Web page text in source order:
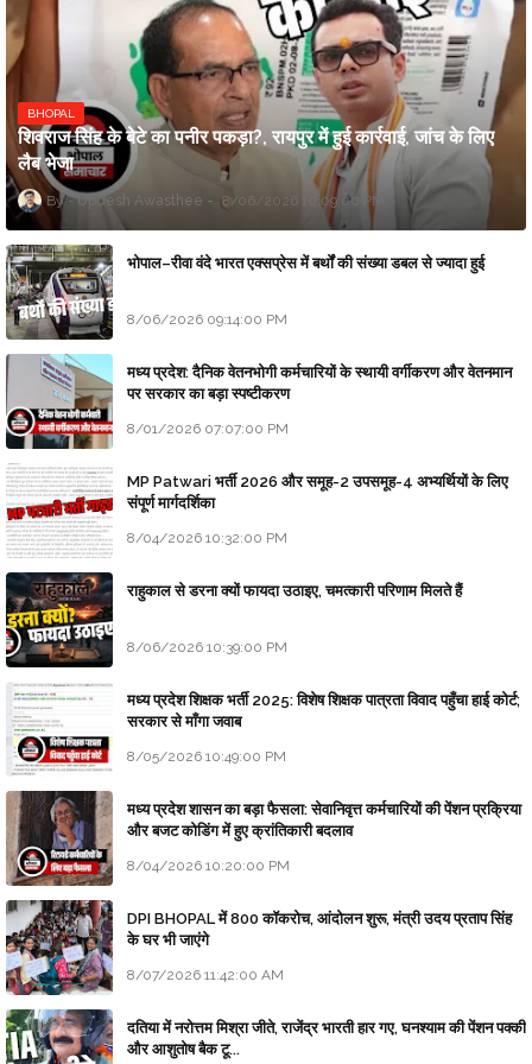
BHOPAL
शिवराज सिंह के बेटे का पनीर पकड़ा?, रायपुर में हुई कार्रवाई, जांच के लिए
लैब भेजा
Updesh Awasthee 8/06/2026 10:09:00 PM
भोपाल–रीवा वंदे भारत एक्सप्रेस में बर्थों की संख्या डबल से ज्यादा हुई
8/06/2026 09:14:00 PM
मध्य प्रदेश: दैनिक वेतनभोगी कर्मचारियों के स्थायी वर्गीकरण और वेतनमान
पर सरकार का बड़ा स्पष्टीकरण
8/01/2026 07:07:00 PM
MP Patwari भर्ती 2026 और समूह-2 उपसमूह-4 अभ्यर्थियों के लिए
संपूर्ण मार्गदर्शिका
8/04/2026 10:32:00 PM
राहुकाल से डरना क्यों फायदा उठाइए, चमत्कारी परिणाम मिलते हैं
8/06/2026 10:39:00 PM
मध्य प्रदेश शिक्षक भर्ती 2025: विशेष शिक्षक पात्रता विवाद पहुँचा हाई कोर्ट;
सरकार से माँगा जवाब
8/05/2026 10:49:00 PM
मध्य प्रदेश शासन का बड़ा फैसला: सेवानिवृत्त कर्मचारियों की पेंशन प्रक्रिया
और बजट कोडिंग में हुए क्रांतिकारी बदलाव
8/04/2026 10:20:00 PM
DPI BHOPAL में 800 कॉकरोच, आंदोलन शुरू, मंत्री उदय प्रताप सिंह
के घर भी जाएंगे
8/07/2026 11:42:00 AM
दतिया में नरोत्तम मिश्रा जीते, राजेंद्र भारती हार गए, घनश्याम की पेंशन पक्की
और आशुतोष बैक टू...